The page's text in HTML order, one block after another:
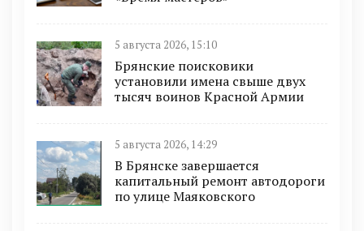
5 августа 2026, 15:10
Брянские поисковики
установили имена свыше двух
тысяч воинов Красной Армии
5 августа 2026, 14:29
В Брянске завершается
капитальный ремонт автодороги
по улице Маяковского